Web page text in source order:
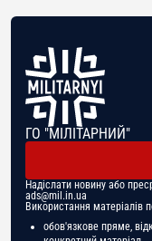
ГО "МІЛІТАРНИЙ"
Надіслати новину або
ads@mil.in.ua
Використання матеріалів
обов'язкове пряме,